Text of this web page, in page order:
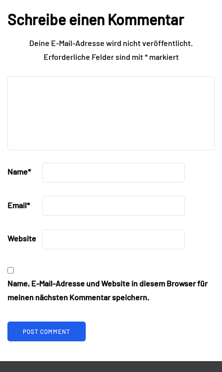
Schreibe einen Kommentar
Deine E-Mail-Adresse wird nicht veröffentlicht.
Erforderliche Felder sind mit*markiert
Name*
Email*
Website
Name, E-Mail-Adresse und Website in diesem Browser für
meinen nächsten Kommentar speichern.